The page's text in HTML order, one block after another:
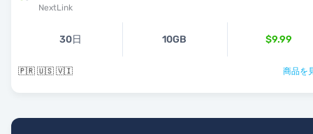
NextLink
30日 10GB $9.99
🇵🇷 🇺🇸 🇻🇮 商品を